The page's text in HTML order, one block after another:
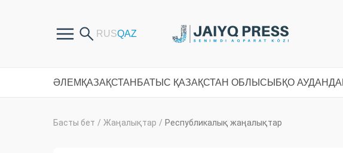
ӘЛЕМ ҚАЗАҚСТАН БАТЫС ҚАЗАҚСТАН ОБЛЫСЫ БҚО
Басты бет / Жаңалықтар / Республикалық жаңалықтар